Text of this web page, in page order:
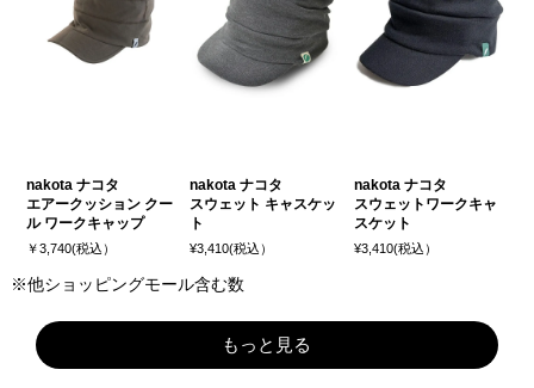
nakota ナコタ
エアークッション クー
ル ワークキャップ
￥3,740(税込）
nakota ナコタ
スウェット キャスケッ
ト
¥3,410(税込）
nakota ナコタ
スウェットワークキャ
スケット
¥3,410(税込）
※他ショッピングモール含む数
もっと見る